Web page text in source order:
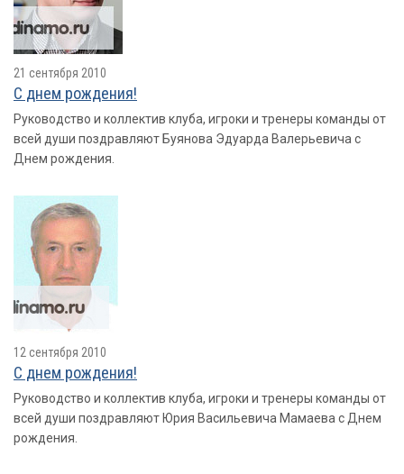
21 сентября 2010
С днем рождения!
Руководство и коллектив клуба, игроки и тренеры команды от
всей души поздравляют Буянова Эдуарда Валерьевича с
Днем рождения.
12 сентября 2010
С днем рождения!
Руководство и коллектив клуба, игроки и тренеры команды от
всей души поздравляют Юрия Васильевича Мамаева с Днем
рождения.